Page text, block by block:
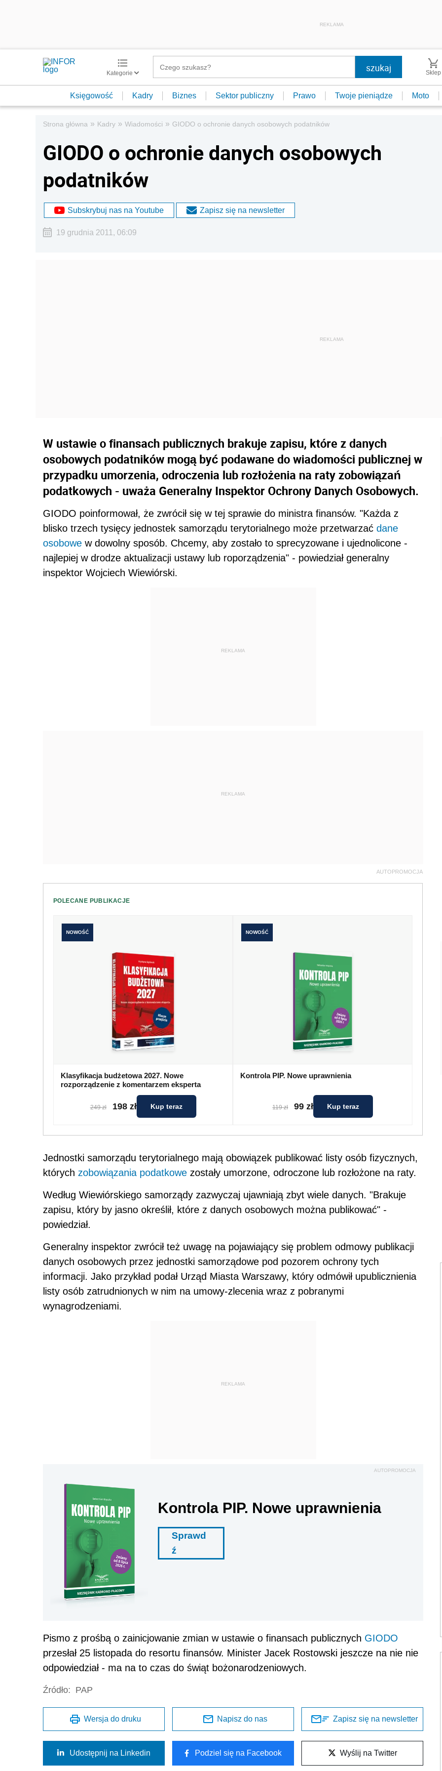
REKLAMA
Kategorie Sklep
Księgowość Kadry Biznes Sektor publiczny Prawo Twoje pieniądze Moto
Strona główna » Kadry » Wiadomości » GIODO o ochronie danych osobowych podatników
GIODO o ochronie danych osobowych
podatników
Subskrybuj nas na Youtube Zapisz się na newsletter
19 grudnia 2011, 06:09
W ustawie o finansach publicznych brakuje zapisu, które z danych
osobowych podatników mogą być podawane do wiadomości publicznej w
przypadku umorzenia, odroczenia lub rozłożenia na raty zobowiązań
podatkowych - uważa Generalny Inspektor Ochrony Danych Osobowych.
GIODO poinformował, że zwrócił się w tej sprawie do ministra finansów. "Każda z
blisko trzech tysięcy jednostek samorządu terytorialnego może przetwarzać dane
osobowe w dowolny sposób. Chcemy, aby zostało to sprecyzowane i ujednolicone -
najlepiej w drodze aktualizacji ustawy lub roporządzenia" - powiedział generalny
inspektor Wojciech Wiewiórski.
REKLAMA
REKLAMA
AUTOPROMOCJA
POLECANE PUBLIKACJE
NOWOŚĆ
Klasyfikacja budżetowa 2027. Nowe
rozporządzenie z komentarzem eksperta
249 zł 198 zł Kup teraz
NOWOŚĆ
Kontrola PIP. Nowe uprawnienia
119 zł 99 zł Kup teraz
Jednostki samorządu terytorialnego mają obowiązek publikować listy osób fizycznych,
których zobowiązania podatkowe zostały umorzone, odroczone lub rozłożone na raty.
Według Wiewiórskiego samorządy zazwyczaj ujawniają zbyt wiele danych. "Brakuje
zapisu, który by jasno określił, które z danych osobowych można publikować" -
powiedział.
Generalny inspektor zwrócił też uwagę na pojawiający się problem odmowy publikacji
danych osobowych przez jednostki samorządowe pod pozorem ochrony tych
informacji. Jako przykład podał Urząd Miasta Warszawy, który odmówił upublicznienia
listy osób zatrudnionych w nim na umowy-zlecenia wraz z pobranymi
wynagrodzeniami.
REKLAMA
AUTOPROMOCJA
Kontrola PIP. Nowe uprawnienia
Sprawd
ź
Pismo z prośbą o zainicjowanie zmian w ustawie o finansach publicznych GIODO
przesłał 25 listopada do resortu finansów. Minister Jacek Rostowski jeszcze na nie nie
odpowiedział - ma na to czas do świąt bożonarodzeniowych.
Źródło: PAP
Wersja do druku Napisz do nas Zapisz się na newsletter
Udostępnij na Linkedin Podziel się na Facebook Wyślij na Twitter